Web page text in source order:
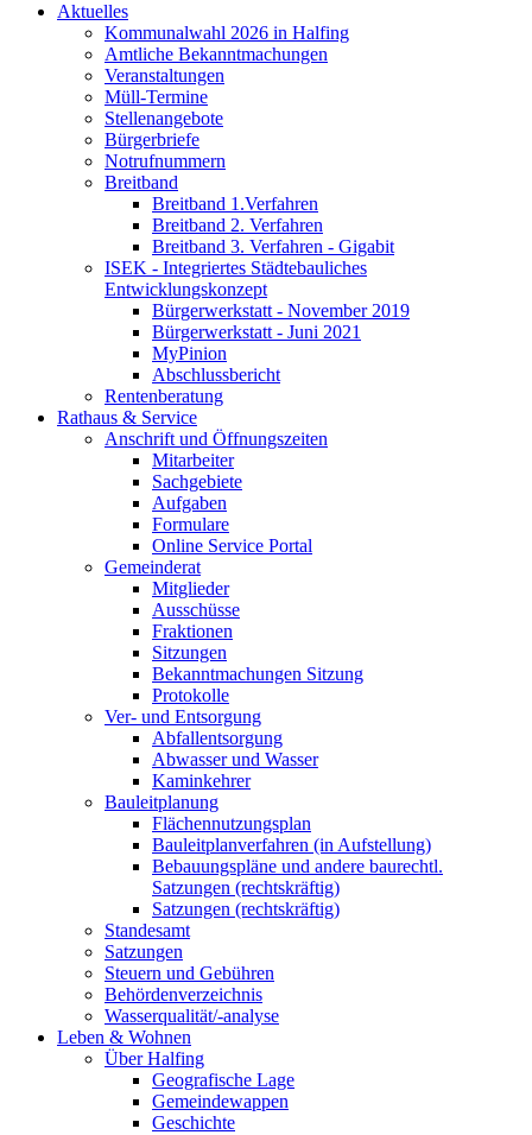
Aktuelles
Kommunalwahl 2026 in Halfing
Amtliche Bekanntmachungen
Veranstaltungen
Müll-Termine
Stellenangebote
Bürgerbriefe
Notrufnummern
Breitband
Breitband 1.Verfahren
Breitband 2. Verfahren
Breitband 3. Verfahren - Gigabit
ISEK - Integriertes Städtebauliches
Entwicklungskonzept
Bürgerwerkstatt - November 2019
Bürgerwerkstatt - Juni 2021
MyPinion
Abschlussbericht
Rentenberatung
Rathaus & Service
Anschrift und Öffnungszeiten
Mitarbeiter
Sachgebiete
Aufgaben
Formulare
Online Service Portal
Gemeinderat
Mitglieder
Ausschüsse
Fraktionen
Sitzungen
Bekanntmachungen Sitzung
Protokolle
Ver- und Entsorgung
Abfallentsorgung
Abwasser und Wasser
Kaminkehrer
Bauleitplanung
Flächennutzungsplan
Bauleitplanverfahren (in Aufstellung)
Bebauungspläne und andere baurechtl.
Satzungen (rechtskräftig)
Satzungen (rechtskräftig)
Standesamt
Satzungen
Steuern und Gebühren
Behördenverzeichnis
Wasserqualität/-analyse
Leben & Wohnen
Über Halfing
Geografische Lage
Gemeindewappen
Geschichte